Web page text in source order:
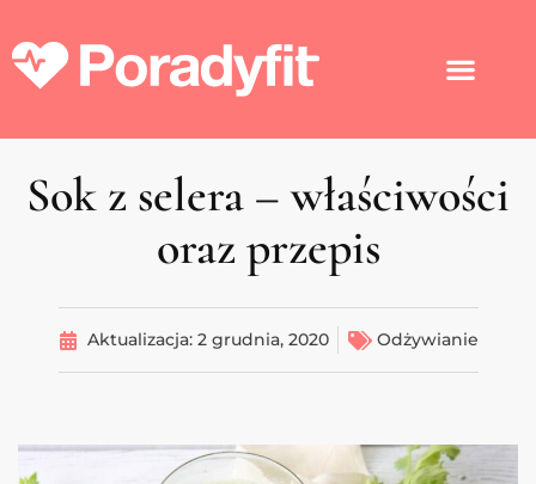
Sok z selera – właściwości
oraz przepis
Aktualizacja: 2 grudnia, 2020 Odżywianie